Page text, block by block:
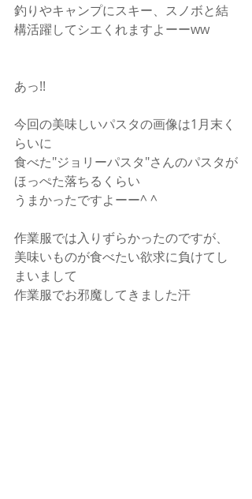
釣りやキャンプにスキー、スノボと結
構活躍してシエくれますよーーww
あっ!!
今回の美味しいパスタの画像は1月末く
らいに
食べた"ジョリーパスタ"さんのパスタが
ほっぺた落ちるくらい
うまかったですよーー^ ^
作業服では入りずらかったのですが、
美味いものが食べたい欲求に負けてし
まいまして
作業服でお邪魔してきました汗